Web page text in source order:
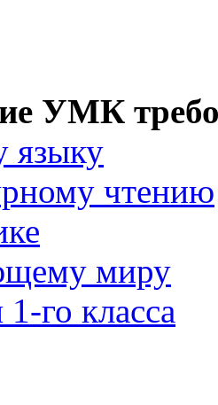
УМК
языку
чтению
миру
го класса